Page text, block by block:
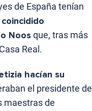
de España tenían
Noosque, tras más
Real.
hacían su
el presidente de
maestras de